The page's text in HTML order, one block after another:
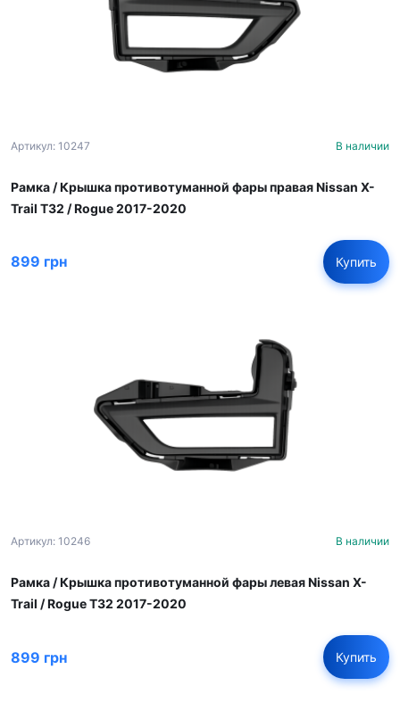
Артикул: 10247 В наличии
Рамка / Крышка противотуманной фары правая Nissan X-
Trail T32 / Rogue 2017-2020
899 грн Купить
Артикул: 10246 В наличии
Рамка / Крышка противотуманной фары левая Nissan X-
Trail / Rogue T32 2017-2020
899 грн Купить